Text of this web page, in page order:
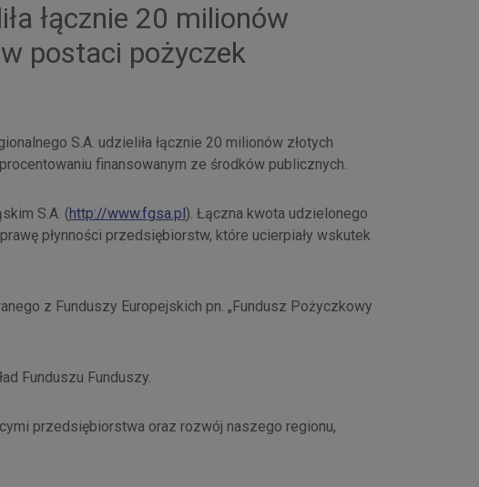
łącznie 20 milionów
postaci pożyczek
S.A. udzieliła łącznie 20 milionów złotych
finansowanym ze środków publicznych.
S.A. (http://www.fgsa.pl). Łączna kwota udzielonego
płynności przedsiębiorstw, które ucierpiały wskutek
z Funduszy Europejskich pn. „Fundusz Pożyczkowy
Funduszu Funduszy.
przedsiębiorstwa oraz rozwój naszego regionu,